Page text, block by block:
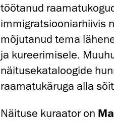
töötanud
immigratsiooniarhiivis
mõjutanud tema
ja kureerimisele.
näitusekataloogide
raamatukäruga alla
Näituse kuraator on